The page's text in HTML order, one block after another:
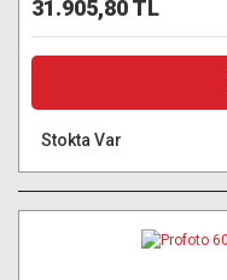
31.905,80 TL
Stokta Var